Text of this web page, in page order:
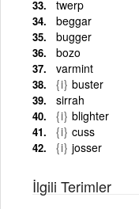
twerp
beggar
bugger
bozo
varmint
{i} buster
sirrah
{i} blighter
{i} cuss
{i} josser
İlgili Terimler